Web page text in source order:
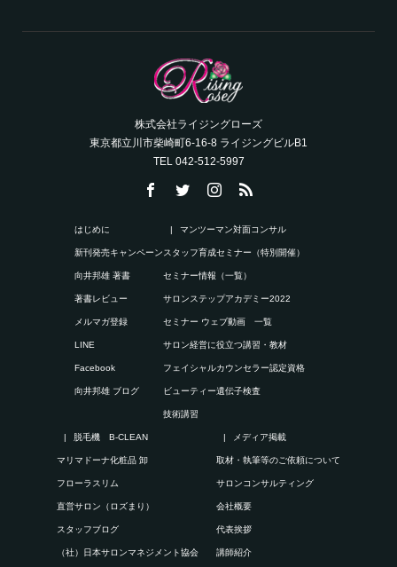
株式会社ライジングローズ
東京都立川市柴崎町6-16-8 ライジングビルB1
TEL 042-512-5997
はじめに
新刊発売キャンペーン
向井邦雄 著書
著書レビュー
メルマガ登録
LINE
Facebook
向井邦雄 ブログ
マンツーマン対面コンサル
スタッフ育成セミナー（特別開催）
セミナー情報（一覧）
サロンステップアカデミー2022
セミナー ウェブ動画 一覧
サロン経営に役立つ講習・教材
フェイシャルカウンセラー認定資格
ビューティー遺伝子検査
技術講習
脱毛機 B-CLEAN
マリマドーナ化粧品 卸
フローラスリム
直営サロン（ロズまり）
スタッフブログ
（社）日本サロンマネジメント協会
メディア掲載
取材・執筆等のご依頼について
サロンコンサルティング
会社概要
代表挨拶
講師紹介